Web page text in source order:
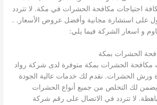
لكافة احتياجات مكافحة الحشرات في مكة. لا تتردد
على استشارة مجانية وأفضل عروض الأسعار. .
و اسعار الشركة فيما يلي:
الحشرات بمكة متوفرة لدى شركة رواد
ورش الحشرات. نقدم لك خدمات عالية الجودة
يضمن لك التخلص من جميع أنواع الحشرات
باهظة. لا تتردد في الاتصال على رقم شركة